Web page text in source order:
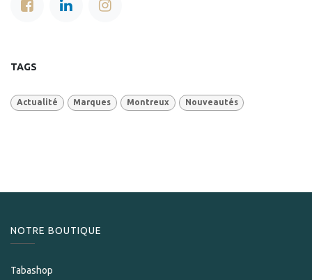
TAGS
Actualité Marques Montreux Nouveautés
NOTRE BOUTIQUE
Tabashop